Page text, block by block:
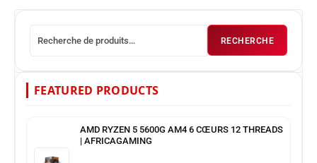
RECHERCHE
FEATURED PRODUCTS
AMD RYZEN 5 5600G AM4 6 CŒURS 12 THREADS
| AFRICAGAMING